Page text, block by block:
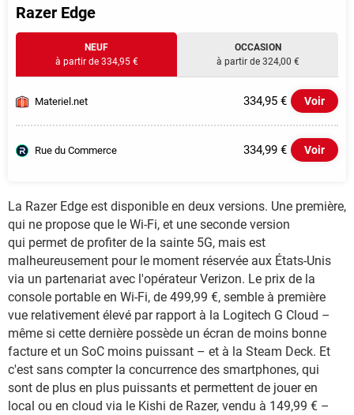
Razer Edge
NEUF
à partir de 334,95 €
OCCASION
à partir de 324,00 €
Materiel.net 334,95 € Voir
Rue du Commerce 334,99 € Voir
La Razer Edge est disponible en deux versions. Une première,
qui ne propose que le Wi-Fi, et une seconde version
qui permet de profiter de la sainte 5G, mais est
malheureusement pour le moment réservée aux États-Unis
via un partenariat avec l'opérateur Verizon. Le prix de la
console portable en Wi-Fi, de 499,99 €, semble à première
vue relativement élevé par rapport à la Logitech G Cloud –
même si cette dernière possède un écran de moins bonne
facture et un SoC moins puissant – et à la Steam Deck. Et
c'est sans compter la concurrence des smartphones, qui
sont de plus en plus puissants et permettent de jouer en
local ou en cloud via le Kishi de Razer, vendu à 149,99 € –